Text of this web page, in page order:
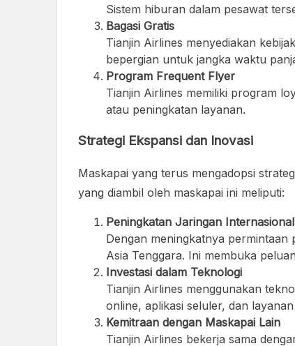
Sistem hiburan dalam pesawat
Bagasi Gratis
Tianjin Airlines menyediakan
bepergian untuk jangka waktu
Program Frequent Flyer
Tianjin Airlines memiliki program
atau peningkatan layanan.
Strategi Ekspansi dan Inovasi
Maskapai yang terus mengadopsi
yang diambil oleh maskapai ini meliputi:
Peningkatan Jaringan Internasional
Dengan meningkatnya
Asia Tenggara. Ini membuka
Investasi dalam Teknologi
Tianjin Airlines menggunakan
online, aplikasi seluler, dan
Kemitraan dengan Maskapai Lain
Tianjin Airlines bekerja sama